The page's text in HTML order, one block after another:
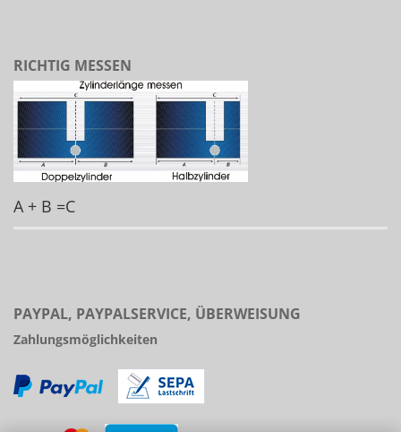
RICHTIG MESSEN
A + B =C
PAYPAL, PAYPALSERVICE, ÜBERWEISUNG
Zahlungsmöglichkeiten